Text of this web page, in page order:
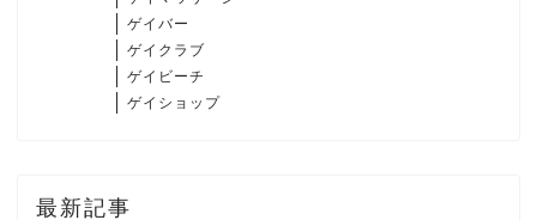
ゲイバー
ゲイクラブ
ゲイビーチ
ゲイショップ
最新記事